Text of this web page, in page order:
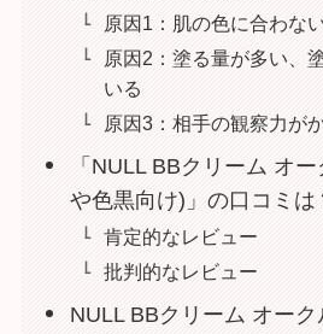
原因1：肌の色に合わな
原因2：塗る量が多い、
いる
原因3：相手の観察力が
「NULL BBクリーム オ
や色黒向け)」の口コミは
肯定的なレビュー
批判的なレビュー
NULL BBクリーム オー